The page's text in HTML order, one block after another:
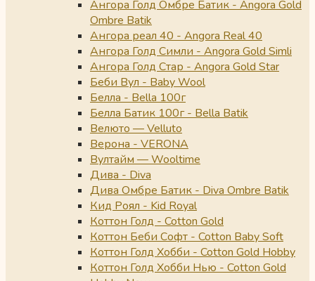
Ангора Голд Омбре Батик - Angora Gold
Ombre Batik
Ангора реал 40 - Angora Real 40
Ангора Голд Симли - Angora Gold Simli
Ангора Голд Стар - Angora Gold Star
Беби Вул - Baby Wool
Белла - Bella 100г
Белла Батик 100г - Bella Batik
Велюто — Velluto
Верона - VERONA
Вултайм — Wooltime
Дива - Diva
Дива Омбре Батик - Diva Ombre Batik
Кид Роял - Kid Royal
Коттон Голд - Cotton Gold
Коттон Беби Софт - Cotton Baby Soft
Коттон Голд Хобби - Cotton Gold Hobby
Коттон Голд Хобби Нью - Cotton Gold